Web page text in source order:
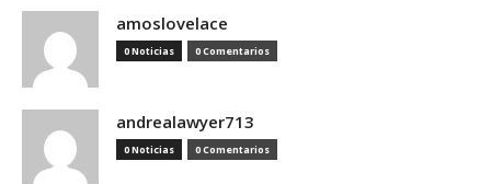
amoslovelace
0 Noticias 0 Comentarios
andrealawyer713
0 Noticias 0 Comentarios